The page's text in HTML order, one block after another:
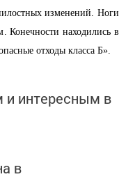
изменений. Ноги
Конечности находились в
отходы класса Б».
интересным в
в